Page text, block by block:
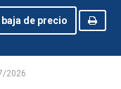
de precio
2026